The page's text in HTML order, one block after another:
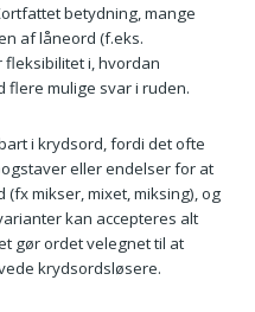
betydning, mange
af låneord (f.eks.
i, hvordan
flere mulige svar i ruden.
i krydsord, fordi det ofte
eller endelser for at
mikser, mixet, miksing), og
kan accepteres alt
gør ordet velegnet til at
krydsordsløsere.